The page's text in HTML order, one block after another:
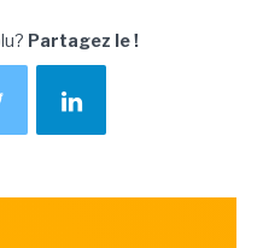
Partagez le !